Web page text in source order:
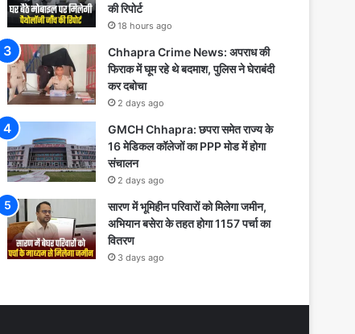
की रिपोर्ट
18 hours ago
Chhapra Crime News: अपराध की
फिराक में घूम रहे थे बदमाश, पुलिस ने घेराबंदी
कर दबोचा
2 days ago
GMCH Chhapra: छपरा समेत राज्य के
16 मेडिकल कॉलेजों का PPP मोड में होगा
संचालन
2 days ago
सारण में भूमिहीन परिवारों को मिलेगा जमीन,
अभियान बसेरा के तहत होगा 1157 पर्चा का
वितरण
3 days ago